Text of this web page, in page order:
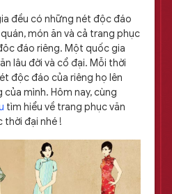
đều có những nét độc đáo
món ăn và cả trang phục
đáo riêng. Một quốc gia
lâu đời và cổ đại. Mỗi thời
độc đáo của riêng họ lên
mình. Hôm nay, cùng
tìm hiểu về trang phục văn
thời đại nhé !